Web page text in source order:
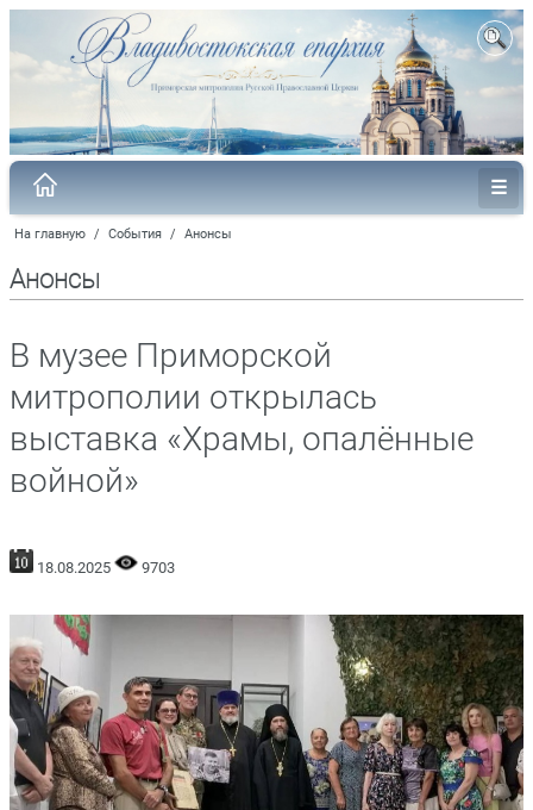
На главную / События / Анонсы
Анонсы
В музее Приморской
митрополии открылась
выставка «Храмы, опалённые
войной»
18.08.2025 9703